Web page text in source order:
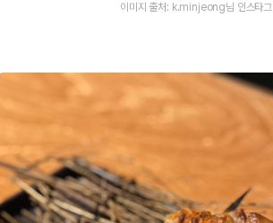
이미지 출처: k.minjeong님 인스타그